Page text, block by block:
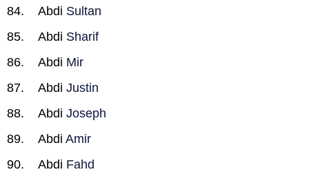
Abdi Sultan
Abdi Sharif
Abdi Mir
Abdi Justin
Abdi Joseph
Abdi Amir
Abdi Fahd